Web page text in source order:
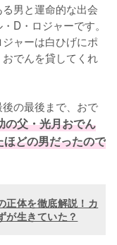
男と運命的な出会
D・ロジャーです。
ャーは白ひげにポ
でんを貸してくれ
の最後まで、おで
の父・光月おでん
どの男だったので
正体を徹底解説！カ
が生きていた？